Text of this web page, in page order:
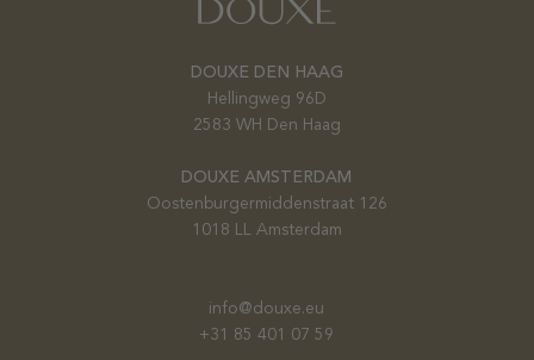
DOUXE DEN HAAG
Hellingweg 96D
2583 WH Den Haag
DOUXE AMSTERDAM
Oostenburgermiddenstraat 126
1018 LL Amsterdam
info@douxe.eu
+31 85 401 07 59